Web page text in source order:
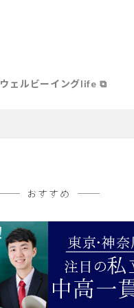
ウェルビーイングlife ⧉
おすすめ